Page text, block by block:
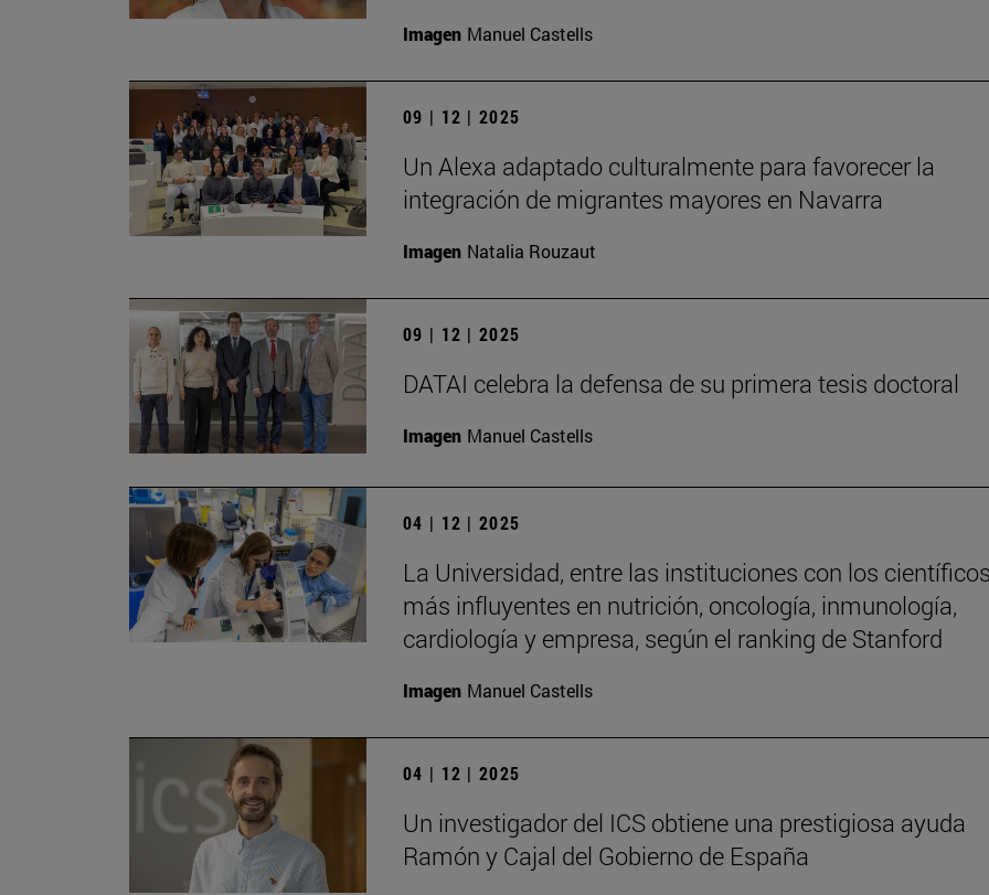
Imagen Manuel Castells
09 | 12 | 2025
Un Alexa adaptado culturalmente para favorecer la
integración de migrantes mayores en Navarra
Imagen Natalia Rouzaut
09 | 12 | 2025
DATAI celebra la defensa de su primera tesis doctoral
Imagen Manuel Castells
04 | 12 | 2025
La Universidad, entre las instituciones con los
más influyentes en nutrición, oncología, inmunología,
cardiología y empresa, según el ranking de Stanford
Imagen Manuel Castells
04 | 12 | 2025
Un investigador del ICS obtiene una prestigiosa ayuda
Ramón y Cajal del Gobierno de España